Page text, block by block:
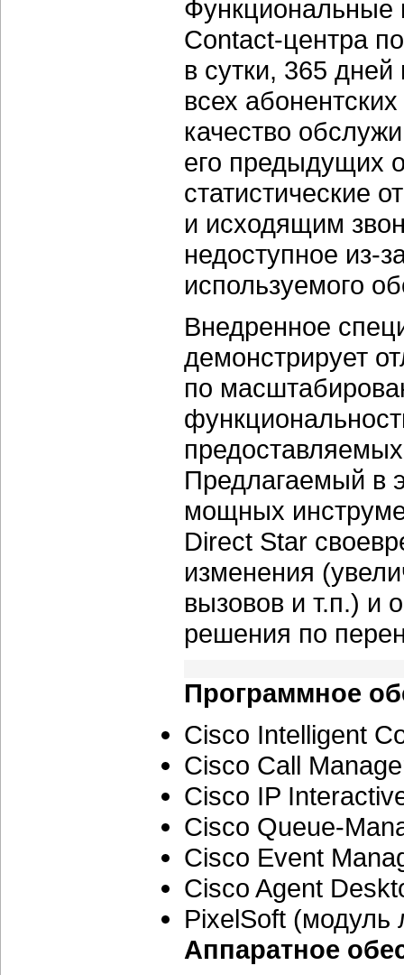
Функциональные
Contact-центра
в сутки, 365
всех
качество
его предыдущих
статистические
и исходящим
недоступное из-
используемого
Внедренное
демонстрирует
по
Предлагаемый в
мощных
Direct Star
изменения
вызовов и т.п.) и
решения по
Программное
Cisco Intelligent
Cisco Call
Cisco IP
Cisco Queue-
Cisco Event
Cisco Agent
PixelSoft (модуль
Аппаратное